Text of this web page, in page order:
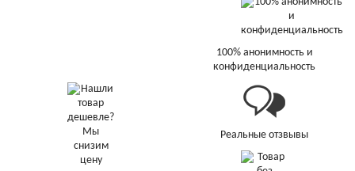
100% анонимность и
конфиденциальность
Реальные отзвывы